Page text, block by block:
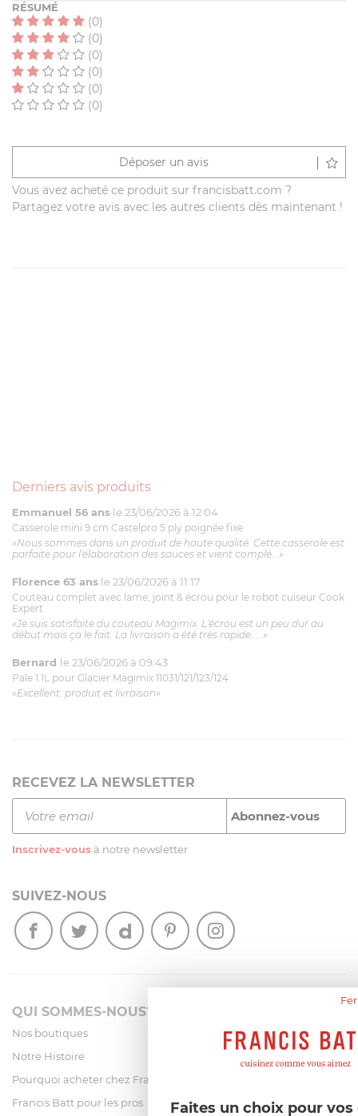
RÉSUMÉ
(0)
(0)
(0)
(0)
(0)
(0)
Déposer un avis
Vous avez acheté ce produit sur francisbatt.com ?
Partagez votre avis avec les autres clients dès maintenant !
Derniers avis produits
Emmanuel 56 ans le 23/06/2026 à 12:04
Casserole mini 9 cm Castelpro 5 ply poignée fixe
«Nous sommes dans un produit de haute qualité. Cette casserole est
parfaite pour l'élaboration des sauces et vient complé...»
Florence 63 ans le 23/06/2026 à 11:17
Couteau complet avec lame, joint & écrou pour le robot cuiseur Cook
Expert
«Je suis satisfaite du couteau Magimix. L'écrou est un peu dur au
début mais ça le fait. La livraison a été très rapide. ...»
Bernard le 23/06/2026 à 09:43
Pale 1.1L pour Glacier Magimix 11031/121/123/124
«Excellent: produit et livraison»
RECEVEZ LA NEWSLETTER
Inscrivez-vous à notre newsletter
SUIVEZ-NOUS
QUI SOMMES-NOUS?
Nos boutiques
Notre Histoire
Pourquoi acheter chez Francis Batt ?
Francis Batt pour les pros
Faites un choix pour vos